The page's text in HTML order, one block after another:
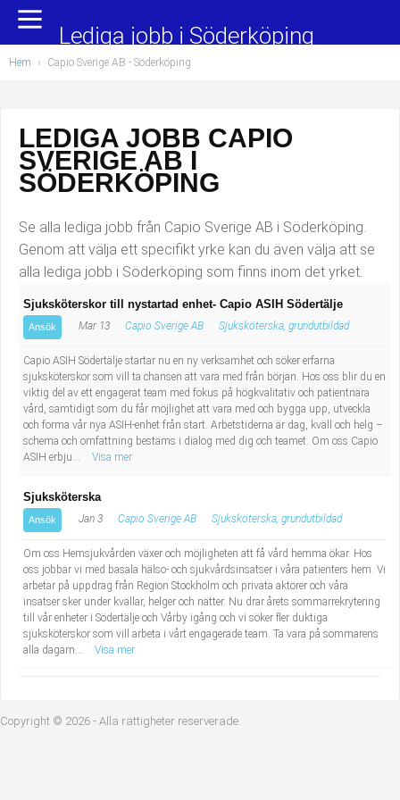
Yrkesområden
Administration, ekonomi, juridik
Chefer och verksamhetsledare
Data/IT
Försäljning, inköp, marknadsföring
Hantverksyrken
Hotell, restaurang, storhushåll
Hälso- och sjukvård
Industriell tillverkning
Installation, drift, underhåll
Kropps- och skönhetsvård
Kultur, media, design
Militärt arbete
Naturbruk
Pedagogiskt arbete
Populära jobb
Undersköterska, hemtjänst och äldreboende
Barnskötare
Lärare i förskola/Förskollärare
Lagerarbetare
Bussförare/Busschaufför
Elevassistent
Personlig assistent
Behandlingsassistent/Socialpedagog
Tandsköterska
Budbilsförare
Tidningsbud/Tidningsdistributör
Lärare i fritidshem/Fritidspedagog
Taxiförare/Taxichaufför
sekreterare
Lediga jobb i Söderköping
Hem › Capio Sverige AB - Söderköping
LEDIGA JOBB CAPIO
SVERIGE AB I
SÖDERKÖPING
Se alla lediga jobb från Capio Sverige AB i Söderköping.
Genom att välja ett specifikt yrke kan du även välja att se
alla lediga jobb i Söderköping som finns inom det yrket.
Sjuksköterskor till nystartad enhet- Capio ASIH Södertälje
Ansök Mar 13 Capio Sverige AB Sjuksköterska, grundutbildad
Capio ASIH Södertälje startar nu en ny verksamhet och söker erfarna
sjuksköterskor som vill ta chansen att vara med från början. Hos oss blir du en
viktig del av ett engagerat team med fokus på högkvalitativ och patientnära
vård, samtidigt som du får möjlighet att vara med och bygga upp, utveckla
och forma vår nya ASIH-enhet från start. Arbetstiderna är dag, kväll och helg –
schema och omfattning bestäms i dialog med dig och teamet. Om oss Capio
ASIH erbju...
Visa mer
Sjuksköterska
Ansök Jan 3 Capio Sverige AB Sjuksköterska, grundutbildad
Om oss Hemsjukvården växer och möjligheten att få vård hemma ökar. Hos
oss jobbar vi med basala hälso- och sjukvårdsinsatser i våra patienters hem. Vi
arbetar på uppdrag från Region Stockholm och privata aktörer och våra
insatser sker under kvällar, helger och nätter. Nu drar årets sommarrekrytering
till vår enheter i Södertälje och Vårby igång och vi söker fler duktiga
sjuksköterskor som vill arbeta i vårt engagerade team. Ta vara på sommarens
alla dagarn...
Visa mer
Copyright © 2026 - Alla rättigheter reserverade.